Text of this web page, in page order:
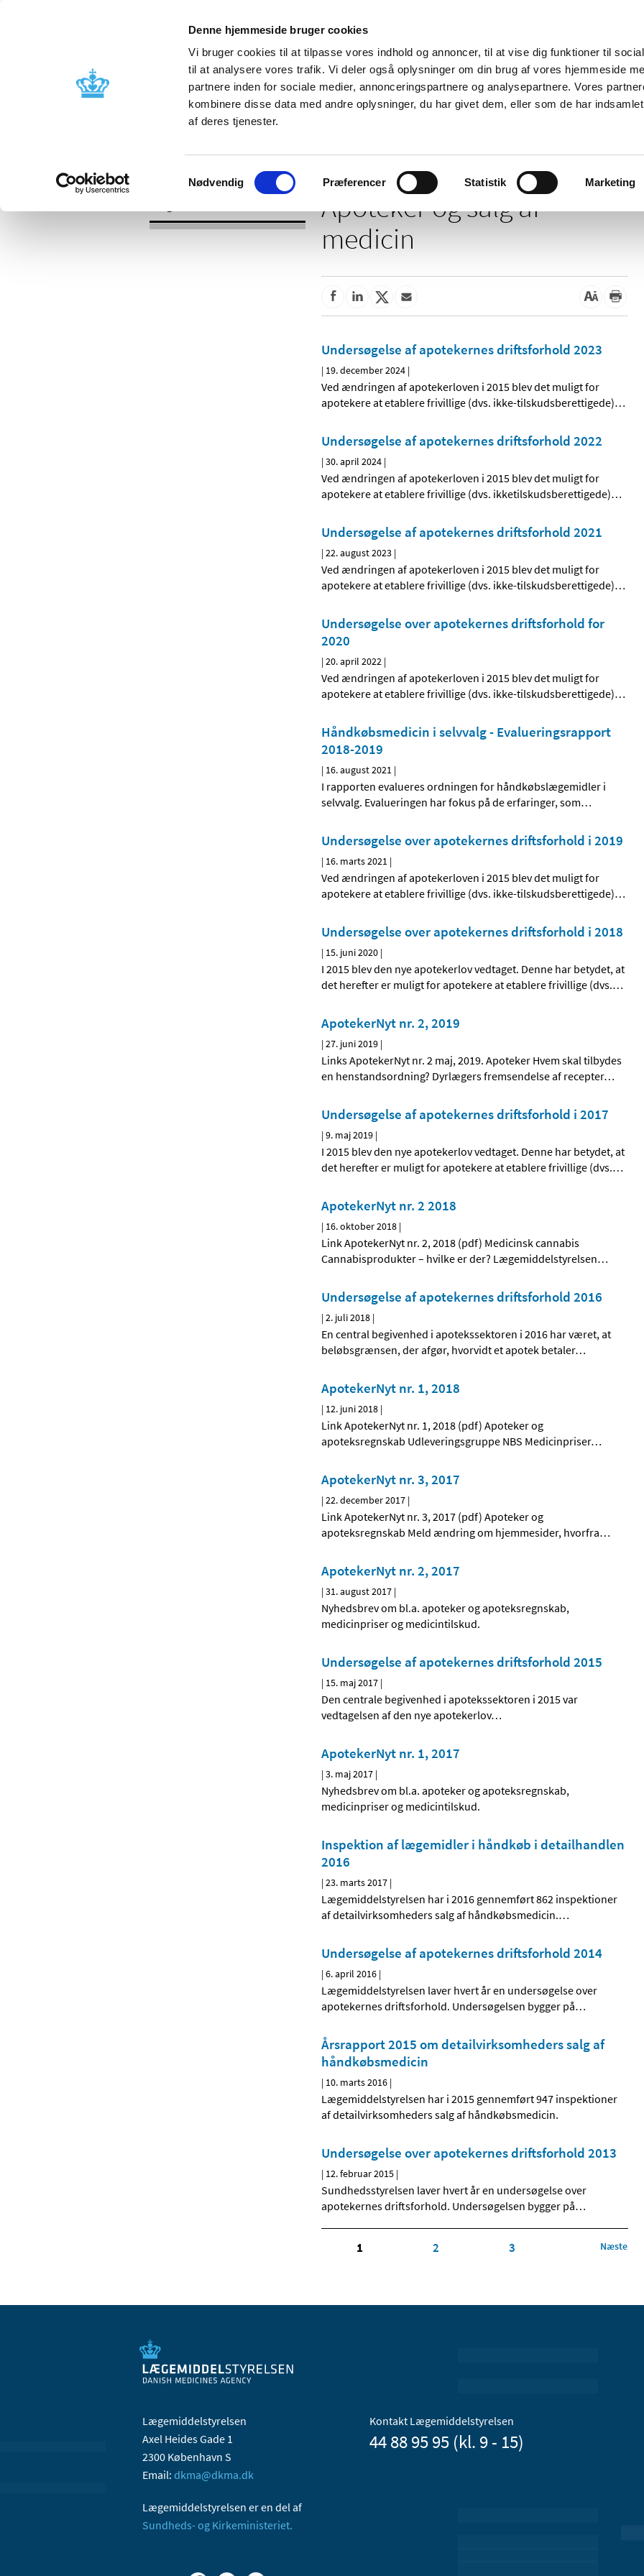
Denne hjemmeside bruger cookies
Vi bruger cookies til at tilpasse vores indhold og annoncer, til at vise dig funktioner til
til at analysere vores trafik. Vi deler også oplysninger om din brug af vores hjemmeside
partnere inden for sociale medier, annonceringspartnere og analysepartnere. Vores
kombinere disse data med andre oplysninger, du har givet dem, eller som de har
af deres tjenester.
Samtykkevalg
Nødvendig Præferencer Statistik Marketing
Nyheder Om os Kontakt
Godkendelse og
Bivirkninger og
produktinformation
Tilskud og
Apoteker og salg af
Apoteker og salg af
medicin
Undersøgelse af apotekernes driftsforhold 2023
| 19. december 2024 |
Ved ændringen af apotekerloven i 2015 blev det muligt for
apotekere at etablere frivillige (dvs. ikke-tilskudsberettigede)…
Undersøgelse af apotekernes driftsforhold 2022
|30. april 2024 |
Ved ændringen af apotekerloven i 2015 blev det muligt for
apotekere at etablere frivillige (dvs. ikketilskudsberettigede)…
Undersøgelse af apotekernes driftsforhold 2021
|22. august 2023 |
Ved ændringen af apotekerloven i 2015 blev det muligt for
apotekere at etablere frivillige (dvs. ikke-tilskudsberettigede)…
Undersøgelse over apotekernes driftsforhold for
2020
|20. april 2022 |
Ved ændringen af apotekerloven i 2015 blev det muligt for
apotekere at etablere frivillige (dvs. ikke-tilskudsberettigede)…
Håndkøbsmedicin i selvvalg - Evalueringsrapport
2018-2019
| 16. august 2021 |
I rapporten evalueres ordningen for håndkøbslægemidler i
selvvalg. Evalueringen har fokus på de erfaringer, som…
Undersøgelse over apotekernes driftsforhold i 2019
| 16. marts 2021 |
Ved ændringen af apotekerloven i 2015 blev det muligt for
apotekere at etablere frivillige (dvs. ikke-tilskudsberettigede)…
Undersøgelse over apotekernes driftsforhold i 2018
| 15. juni 2020 |
I 2015 blev den nye apotekerlov vedtaget. Denne har betydet, at
det herefter er muligt for apotekere at etablere frivillige (dvs.…
ApotekerNyt nr. 2, 2019
|27. juni 2019 |
Links ApotekerNyt nr. 2 maj, 2019. Apoteker Hvem skal tilbydes
en henstandsordning? Dyrlægers fremsendelse af recepter…
Undersøgelse af apotekernes driftsforhold i 2017
|9. maj 2019 |
I 2015 blev den nye apotekerlov vedtaget. Denne har betydet, at
det herefter er muligt for apotekere at etablere frivillige (dvs.…
ApotekerNyt nr. 2 2018
| 16. oktober 2018 |
Link ApotekerNyt nr. 2, 2018 (pdf) Medicinsk cannabis
Cannabisprodukter – hvilke er der? Lægemiddelstyrelsen…
Undersøgelse af apotekernes driftsforhold 2016
|2. juli 2018 |
En central begivenhed i apotekssektoren i 2016 har været, at
beløbsgrænsen, der afgør, hvorvidt et apotek betaler…
ApotekerNyt nr. 1, 2018
| 12. juni 2018 |
Link ApotekerNyt nr. 1, 2018 (pdf) Apoteker og
apoteksregnskab Udleveringsgruppe NBS Medicinpriser…
ApotekerNyt nr. 3, 2017
|22. december 2017 |
Link ApotekerNyt nr. 3, 2017 (pdf) Apoteker og
apoteksregnskab Meld ændring om hjemmesider, hvorfra…
ApotekerNyt nr. 2, 2017
|31. august 2017 |
Nyhedsbrev om bl.a. apoteker og apoteksregnskab,
medicinpriser og medicintilskud.
Undersøgelse af apotekernes driftsforhold 2015
| 15. maj 2017 |
Den centrale begivenhed i apotekssektoren i 2015 var
vedtagelsen af den nye apotekerlov…
ApotekerNyt nr. 1, 2017
|3. maj 2017 |
Nyhedsbrev om bl.a. apoteker og apoteksregnskab,
medicinpriser og medicintilskud.
Inspektion af lægemidler i håndkøb i detailhandlen
2016
|23. marts 2017 |
Lægemiddelstyrelsen har i 2016 gennemført 862 inspektioner
af detailvirksomheders salg af håndkøbsmedicin.…
Undersøgelse af apotekernes driftsforhold 2014
|6. april 2016 |
Lægemiddelstyrelsen laver hvert år en undersøgelse over
apotekernes driftsforhold. Undersøgelsen bygger på…
Årsrapport 2015 om detailvirksomheders salg af
håndkøbsmedicin
| 10. marts 2016 |
Lægemiddelstyrelsen har i 2015 gennemført 947 inspektioner
af detailvirksomheders salg af håndkøbsmedicin.
Undersøgelse over apotekernes driftsforhold 2013
| 12. februar 2015 |
Sundhedsstyrelsen laver hvert år en undersøgelse over
apotekernes driftsforhold. Undersøgelsen bygger på…
1 2 3 Næste
Lægemiddelstyrelsen
Axel Heides Gade 1
2300 København S
Email: dkma@dkma.dk
Lægemiddelstyrelsen er en del af
Sundheds- og Kirkeministeriet.
Kontakt Lægemiddelstyrelsen
44 88 95 95 (kl. 9 - 15)